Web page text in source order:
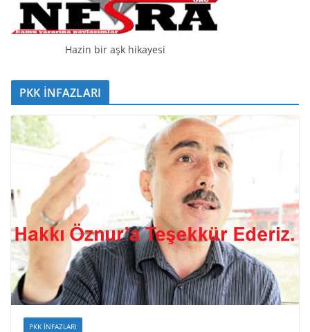
Hazin bir aşk hikayesi
PKK İNFAZLARI
PKK İNFAZLARI